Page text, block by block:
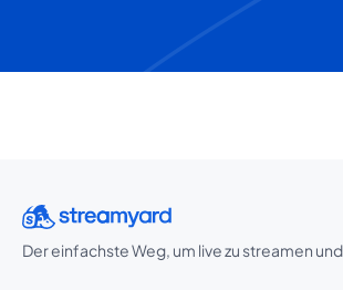
Der einfachste Weg, um live zu streamen